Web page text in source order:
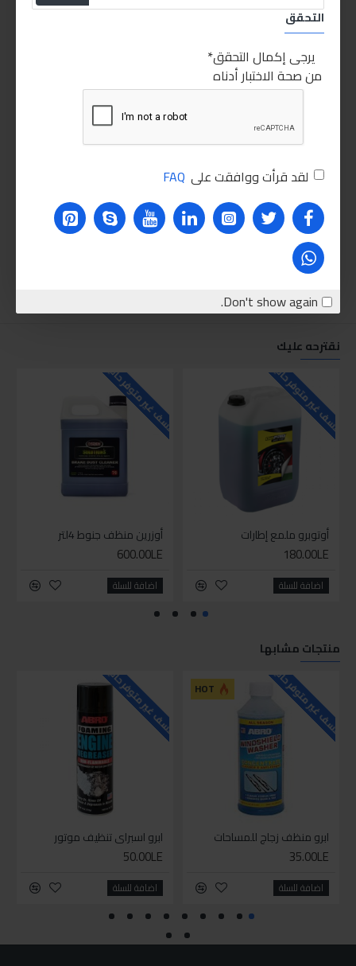
التحقق
يرجى إكمال التحقق
من صحة الاختبار أدناه
لقد قرأت ووافقت على FAQ
Don't show again.
نقترحه عليك
للاسف غير متوفر حاليا
أوتوبرو ملمع إطارات
180.00LE
اضافة للسلة
للاسف غير متوفر حاليا
أوزرين منظف جنوط 4لتر
600.00LE
اضافة للسلة
منتجات مشابها
HOT للاسف غير متوفر حاليا
ابرو منظف زجاج للمساحات
35.00LE
اضافة للسلة
للاسف غير متوفر حاليا
ابرو اسبراي تنظيف موتور
50.00LE
اضافة للسلة